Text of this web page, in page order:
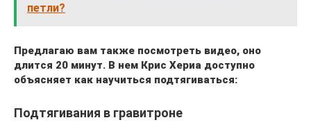
петли?
Предлагаю вам также посмотреть видео, оно
длится 20 минут. В нем Крис Хериа доступно
объясняет как научиться подтягиваться:
Подтягивания в гравитроне